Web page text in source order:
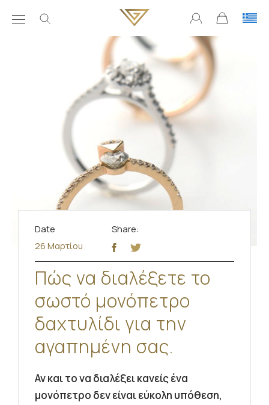
Πώς να διαλέξετε το
σωστό μονόπετρο
δαχτυλίδι για την
αγαπημένη σας.
Αν και το να διαλέξει κανείς ένα
μονόπετρο δεν είναι εύκολη υπόθεση,
Date
26 Μαρτίου
Share: